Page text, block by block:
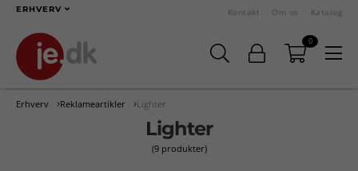
ERHVERV Kontakt Om os Katalog
0
Erhverv Reklameartikler Lighter
Lighter
(9 produkter)